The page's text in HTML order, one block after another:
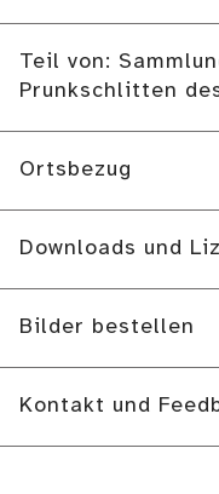
Teil von:
Prunkschlitten
Ortsbezug
Downloads und
Bilder bestellen
Kontakt und